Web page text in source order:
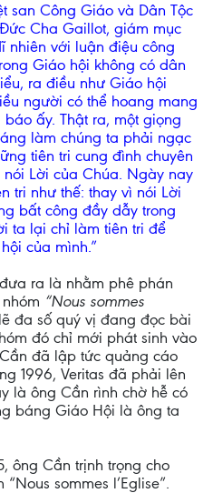
san Công Giáo và Dân Tộc
Cha Gaillot, giám mục
nhiên với luận điệu công
Giáo hội không có dân
ra điều như Giáo hội
người có thể hoang mang
ấy. Thật ra, một giọng
làm chúng ta phải ngạc
tiên tri cung đình chuyên
Lời của Chúa. Ngày nay
tri như thế: thay vì nói Lời
bất công đầy dẫy trong
ta lại chỉ làm tiên tri để
của mình.”
ra là nhằm phê phán
“Nous sommes
đa số quý vị đang đọc bài
đó chỉ mới phát sinh vào
đã lập tức quảng cáo
1996, Veritas đã phải lên
là ông Cần rình chờ hễ có
báng Giáo Hội là ông ta
ông Cần trịnh trọng cho
sommes l’Eglise”.